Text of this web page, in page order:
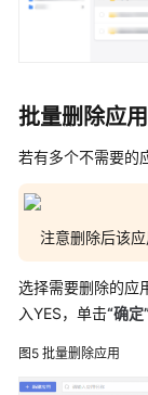
系
批量删除应用
若有多个不需要的
注意删除后该应
选择需要删除的应
入YES，单击“确定”
图5 批量删除应用